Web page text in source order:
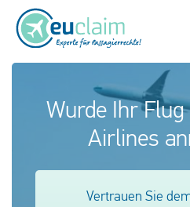
Home
Flugverspätung
Flugannullierung
Wurde Ihr
Airlines
Vertrauen Sie